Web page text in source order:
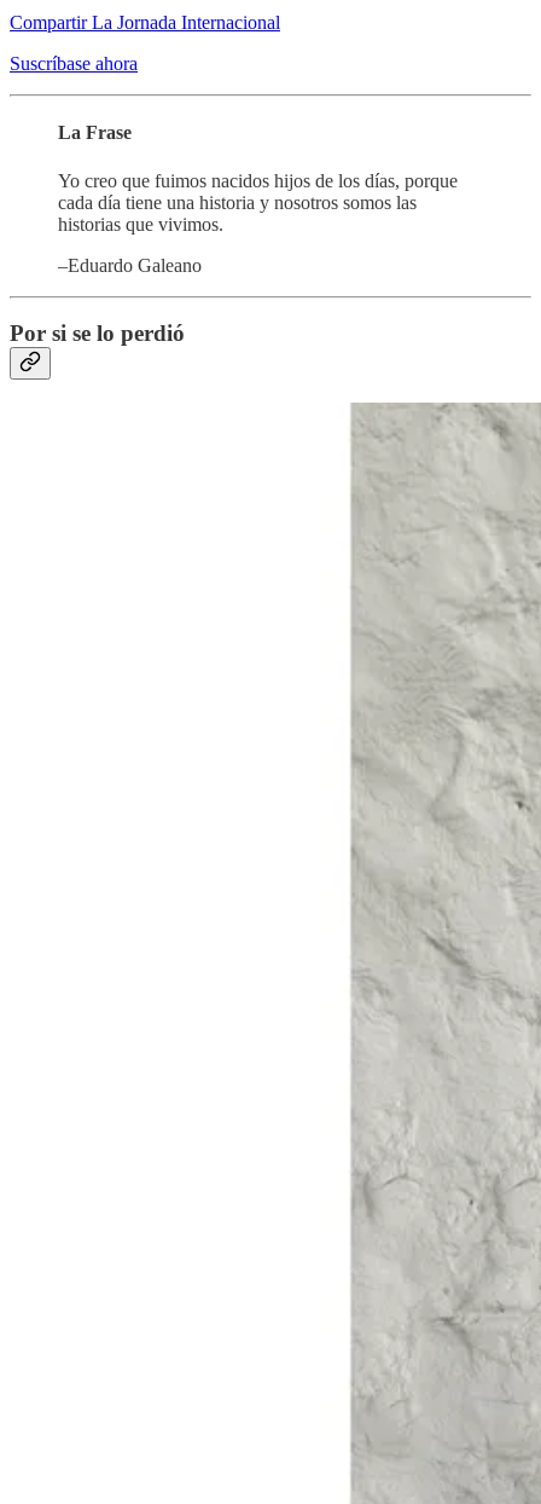
Compartir La Jornada Internacional
Suscríbase ahora
La Frase
Yo creo que fuimos nacidos hijos de los días, porque
cada día tiene una historia y nosotros somos las
historias que vivimos.
–Eduardo Galeano
Por si se lo perdió